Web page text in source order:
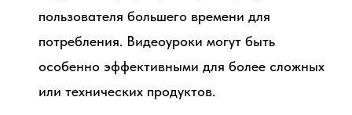
пользователя большего времени для
потребления. Видеоуроки могут быть
особенно эффективными для более сложных
или технических продуктов.